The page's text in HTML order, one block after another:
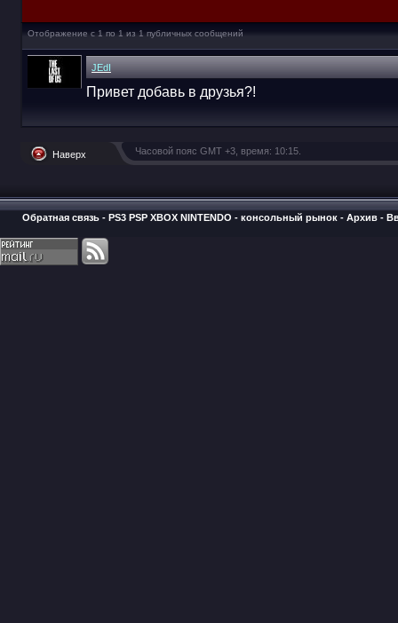
Отображение с 1 по 1 из 1 публичных сообщений
JEdI
Привет добавь в друзья?!
Наверх Часовой пояс GMT +3, время: 10:15
Обратная связь - PS3 PSP XBOX NINTENDO - консольный рынок - Архив -